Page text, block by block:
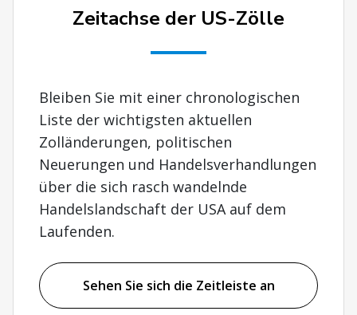
Zeitachse der US-Zölle
Bleiben Sie mit einer chronologischen
Liste der wichtigsten aktuellen
Zolländerungen, politischen
Neuerungen und Handelsverhandlungen
über die sich rasch wandelnde
Handelslandschaft der USA auf dem
Laufenden.
Sehen Sie sich die Zeitleiste an